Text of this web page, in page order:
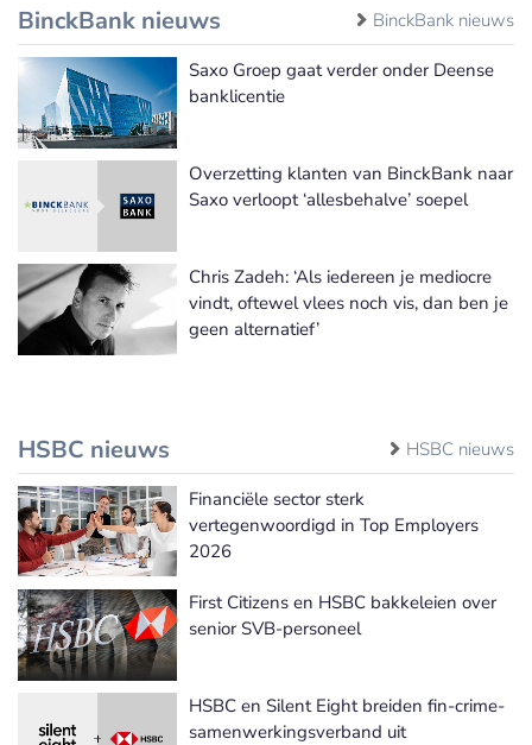
BinckBank nieuws BinckBank nieuws
Saxo Groep gaat verder onder Deense
banklicentie
Overzetting klanten van BinckBank naar
Saxo verloopt ‘allesbehalve’ soepel
Chris Zadeh: ‘Als iedereen je mediocre
vindt, oftewel vlees noch vis, dan ben je
geen alternatief’
HSBC nieuws HSBC nieuws
Financiële sector sterk
vertegenwoordigd in Top Employers
2026
First Citizens en HSBC bakkeleien over
senior SVB-personeel
HSBC en Silent Eight breiden fin-crime-
samenwerkingsverband uit